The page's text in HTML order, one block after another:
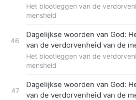
Fragment 344
Het blootleggen van de
mensheid
46
Dagelijkse woorden van God:
van de verdorvenheid van de
Fragment 345
Het blootleggen van de
mensheid
47
Dagelijkse woorden van God:
van de verdorvenheid van de